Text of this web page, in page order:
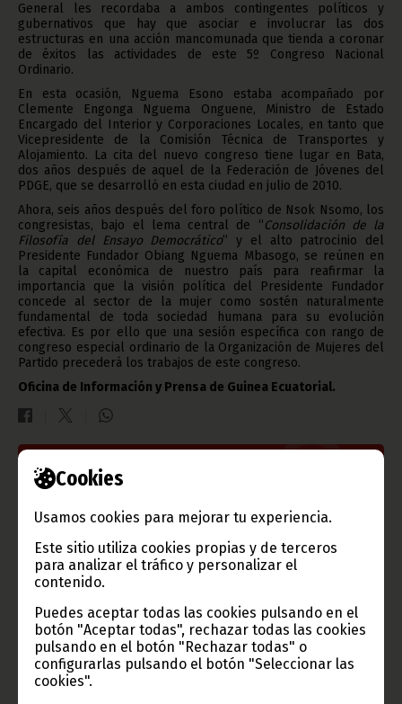
Cookies
Usamos cookies para mejorar tu experiencia.
Este sitio utiliza cookies propias y de terceros
para analizar el tráfico y personalizar el
contenido.
Puedes aceptar todas las cookies pulsando en el
botón "Aceptar todas", rechazar todas las cookies
pulsando en el botón "Rechazar todas" o
configurarlas pulsando el botón "Seleccionar las
cookies".
General les recordaba a ambos contingentes políticos y
gubernativos que hay que asociar e involucrar las dos
estructuras en una acción mancomunada que tienda a coronar
de éxitos las actividades de este 5º Congreso Nacional
Ordinario.
En esta ocasión, Nguema Esono estaba acompañado por
Clemente Engonga Nguema Onguene, Ministro de Estado
Encargado del Interior y Corporaciones Locales, en tanto que
Vicepresidente de la Comisión Técnica de Transportes y
Alojamiento. La cita del nuevo congreso tiene lugar en Bata,
dos años después de aquel de la Federación de Jóvenes del
PDGE, que se desarrolló en esta ciudad en julio de 2010.
Ahora, seis años después del foro político de Nsok Nsomo, los
congresistas, bajo el lema central de “Consolidación de la
Filosofía del Ensayo Democrático” y el alto patrocinio del
Presidente Fundador Obiang Nguema Mbasogo, se reúnen en
la capital económica de nuestro país para reafirmar la
importancia que la visión política del Presidente Fundador
concede al sector de la mujer como sostén naturalmente
fundamental de toda sociedad humana para su evolución
efectiva. Es por ello que una sesión específica con rango de
congreso especial ordinario de la Organización de Mujeres del
Partido precederá los trabajos de este congreso.
Oficina de Información y Prensa de Guinea Ecuatorial.
Gobierno e Instituciones
Información de Guinea Ecuatorial
TVGE